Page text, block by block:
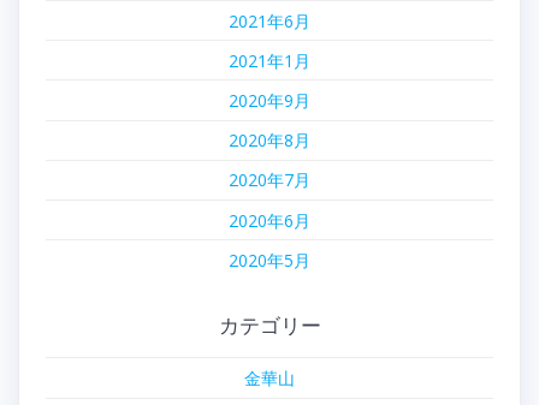
2021年6月
2021年1月
2020年9月
2020年8月
2020年7月
2020年6月
2020年5月
カテゴリー
金華山